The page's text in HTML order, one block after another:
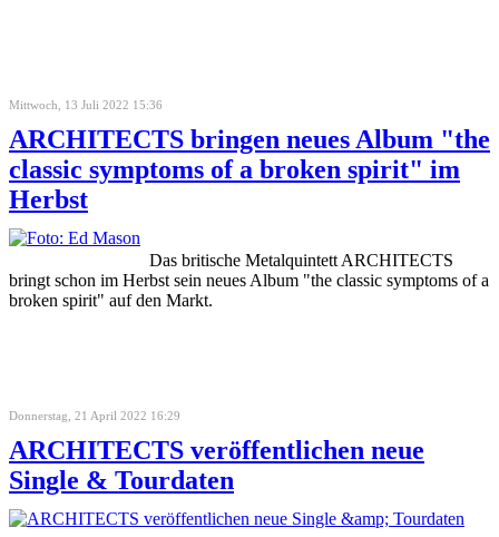
Mittwoch, 13 Juli 2022 15:36
ARCHITECTS bringen neues Album "the
classic symptoms of a broken spirit" im
Herbst
Das britische Metalquintett ARCHITECTS
bringt schon im Herbst sein neues Album "the classic symptoms of a
broken spirit" auf den Markt.
Donnerstag, 21 April 2022 16:29
ARCHITECTS veröffentlichen neue
Single & Tourdaten